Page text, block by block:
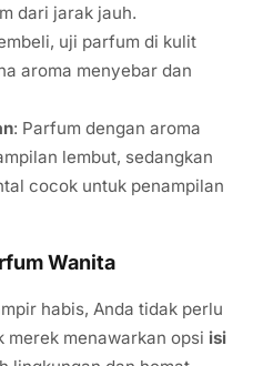
dari jarak jauh.
uji parfum di kulit
aroma menyebar dan
: Parfum dengan aroma
lembut, sedangkan
cocok untuk penampilan
Wanita
habis, Anda tidak perlu
merek menawarkan opsi isi